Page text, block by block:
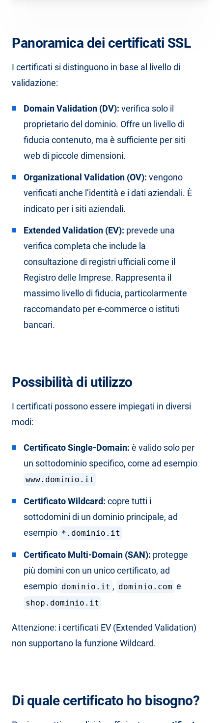
Panoramica dei certificati SSL
I certificati si distinguono in base al livello di
validazione:
Domain Validation (DV): verifica solo il
proprietario del dominio. Offre un livello di
fiducia contenuto, ma è sufficiente per siti
web di piccole dimensioni.
Organizational Validation (OV): vengono
verificati anche l’identità e i dati aziendali. È
indicato per i siti aziendali.
Extended Validation (EV): prevede una
verifica completa che include la
consultazione di registri ufficiali come il
Registro delle Imprese. Rappresenta il
massimo livello di fiducia, particolarmente
raccomandato per e-commerce o istituti
bancari.
Possibilità di utilizzo
I certificati possono essere impiegati in diversi
modi:
Certificato Single-Domain: è valido solo per
un sottodominio specifico, come ad esempio
www.dominio.it
Certificato Wildcard: copre tutti i
sottodomini di un dominio principale, ad
esempio *.dominio.it
Certificato Multi-Domain (SAN): protegge
più domini con un unico certificato, ad
esempio dominio.it , dominio.com e
shop.dominio.it
Attenzione: i certificati EV (Extended Validation)
non supportano la funzione Wildcard.
Di quale certificato ho bisogno?